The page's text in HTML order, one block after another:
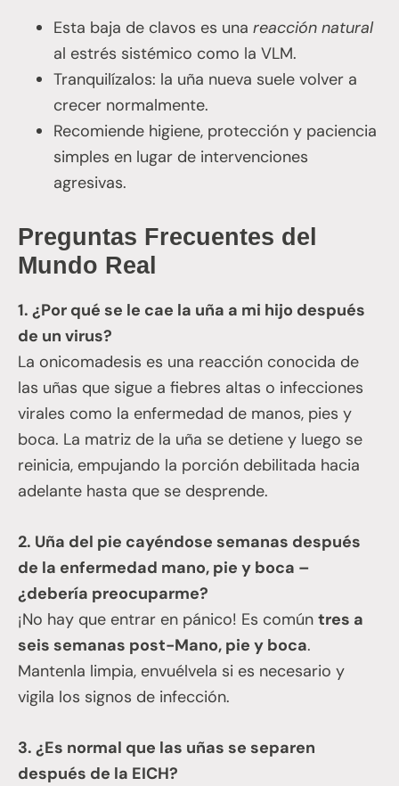
Esta baja de clavos es una reacción natural
al estrés sistémico como la VLM.
Tranquilízalos: la uña nueva suele volver a
crecer normalmente.
Recomiende higiene, protección y paciencia
simples en lugar de intervenciones
agresivas.
Preguntas Frecuentes del
Mundo Real
1. ¿Por qué se le cae la uña a mi hijo después
de un virus?
La onicomadesis es una reacción conocida de
las uñas que sigue a fiebres altas o infecciones
virales como la enfermedad de manos, pies y
boca. La matriz de la uña se detiene y luego se
reinicia, empujando la porción debilitada hacia
adelante hasta que se desprende.
2. Uña del pie cayéndose semanas después
de la enfermedad mano, pie y boca –
¿debería preocuparme?
¡No hay que entrar en pánico! Es común tres a
seis semanas post-Mano, pie y boca.
Mantenla limpia, envuélvela si es necesario y
vigila los signos de infección.
3. ¿Es normal que las uñas se separen
después de la EICH?